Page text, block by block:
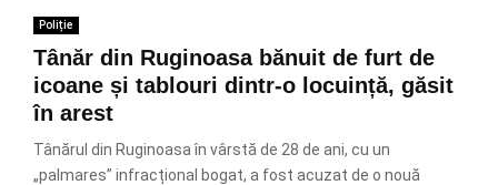
Poliție
Tânăr din Ruginoasa bănuit de furt de
icoane și tablouri dintr-o locuință, găsit
în arest
Tânărul din Ruginoasa în vârstă de 28 de ani, cu un
„palmares” infracțional bogat, a fost acuzat de o nouă